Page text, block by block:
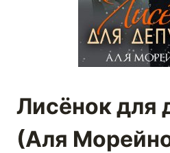
Лисёнок для
(Аля